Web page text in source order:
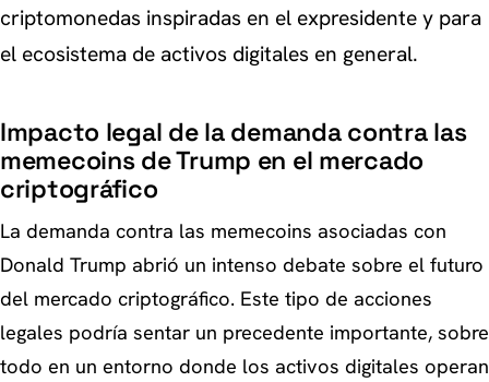
criptomonedas inspiradas en el expresidente y para
el ecosistema de activos digitales en general.
Impacto legal de la demanda contra las
memecoins de Trump en el mercado
criptográfico
La demanda contra las memecoins asociadas con
Donald Trump abrió un intenso debate sobre el futuro
del mercado criptográfico. Este tipo de acciones
legales podría sentar un precedente importante, sobre
todo en un entorno donde los activos digitales operan